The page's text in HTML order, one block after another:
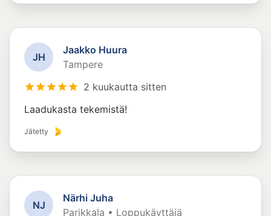
JH
Jaakko Huura
Tampere
2 kuukautta sitten
Laadukasta tekemistä!
Jätetty
NJ
Närhi Juha
Parikkala • Loppukäyttäjä